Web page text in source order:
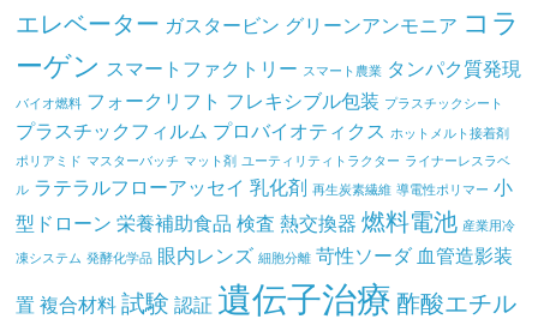
エレベーター ガスタービン グリーンアンモニア コラ
ーゲン スマートファクトリー スマート農業 タンパク質発現
バイオ燃料 フォークリフト フレキシブル包装 プラスチックシート
プラスチックフィルム プロバイオティクス ホットメルト接着剤
ポリアミド マスターバッチ マット剤 ユーティリティトラクター ライナーレスラベ
ル ラテラルフローアッセイ 乳化剤 再生炭素繊維 導電性ポリマー 小
型ドローン 栄養補助食品 検査 熱交換器 燃料電池 産業用冷
凍システム 発酵化学品 眼内レンズ 細胞分離 苛性ソーダ 血管造影装
置 複合材料 試験 認証 遺伝子治療 酢酸エチル